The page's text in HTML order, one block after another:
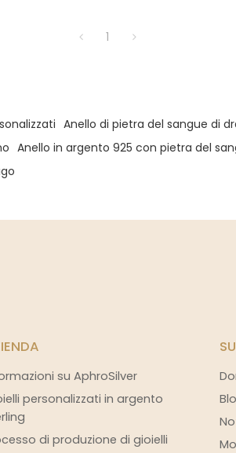
1
Anello di pietra del sangue di
Anello in argento 925 con pietra del
su AphroSilver
personalizzati in argento
di produzione di gioielli